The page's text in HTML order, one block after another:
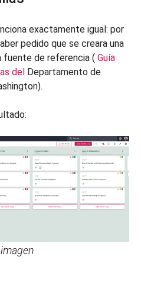
exactamente igual: por
pedido que se creara una
fuente de referencia ( Guía
del Departamento de